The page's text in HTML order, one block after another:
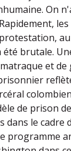
On
été brutale.
et de
de prison
dans le cadre
programme